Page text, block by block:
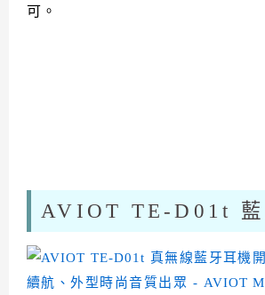
可。
AVIOT TE-D01t 藍